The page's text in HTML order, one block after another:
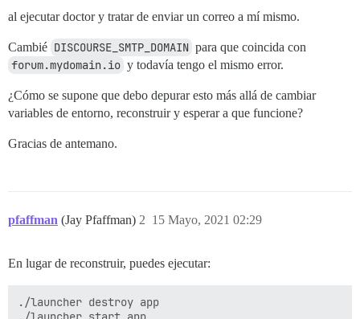
al ejecutar doctor y tratar de enviar un correo a mí mismo.
Cambié DISCOURSE_SMTP_DOMAIN para que coincida con
forum.mydomain.io y todavía tengo el mismo error.
¿Cómo se supone que debo depurar esto más allá de cambiar
variables de entorno, reconstruir y esperar a que funcione?
Gracias de antemano.
pfaffman (Jay Pfaffman) 15 Mayo, 2021 02:29
2
En lugar de reconstruir, puedes ejecutar:
./launcher destroy app